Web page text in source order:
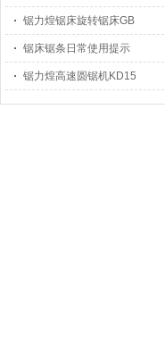
锯力煌锯床旋转锯床GB
锯床锯条日常使用提示
锯力煌高速圆锯机KD15